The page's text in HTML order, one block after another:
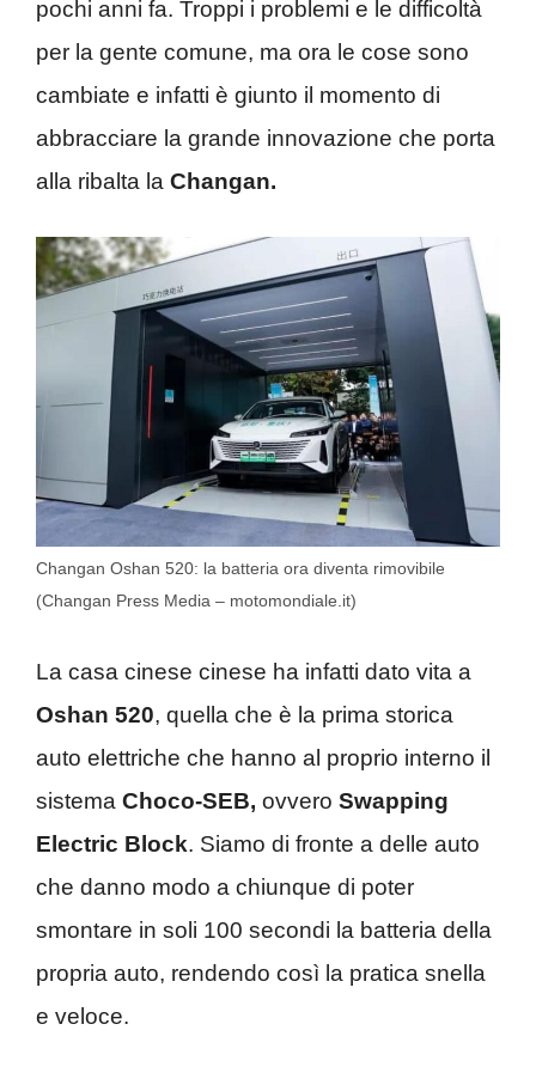
pochi anni fa. Troppi i problemi e le difficoltà
per la gente comune, ma ora le cose sono
cambiate e infatti è giunto il momento di
abbracciare la grande innovazione che porta
alla ribalta la Changan.
Changan Oshan 520: la batteria ora diventa rimovibile
(Changan Press Media – motomondiale.it)
La casa cinese cinese ha infatti dato vita a
Oshan 520, quella che è la prima storica
auto elettriche che hanno al proprio interno il
sistema Choco-SEB, ovvero Swapping
Electric Block. Siamo di fronte a delle auto
che danno modo a chiunque di poter
smontare in soli 100 secondi la batteria della
propria auto, rendendo così la pratica snella
e veloce.